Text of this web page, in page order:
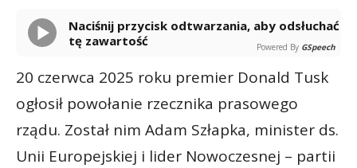
Naciśnij przycisk odtwarzania, aby odsłuchać
tę zawartość
Powered By GSpeech
20 czerwca 2025 roku premier Donald Tusk
ogłosił powołanie rzecznika prasowego
rządu. Został nim Adam Szłapka, minister ds.
Unii Europejskiej i lider Nowoczesnej – partii